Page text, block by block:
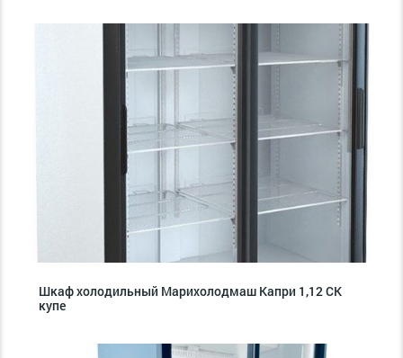
Шкаф холодильный Марихолодмаш Капри 1,12 СК
купе